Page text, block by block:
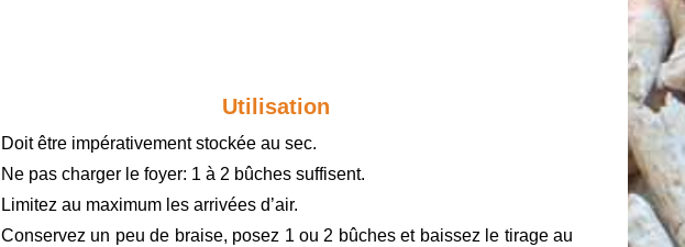
Utilisation
Doit être impérativement stockée au sec.
Ne pas charger le foyer: 1 à 2 bûches suffisent.
Limitez au maximum les arrivées d’air.
Conservez un peu de braise, posez 1 ou 2 bûches et baissez le tirage au